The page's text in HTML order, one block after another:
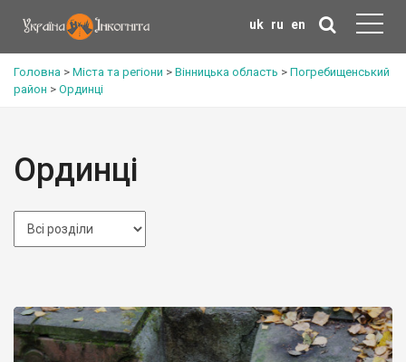
uk ru en
Головна > Міста та регіони > Вінницька область > Погребищенський
район > Ординці
Ординці